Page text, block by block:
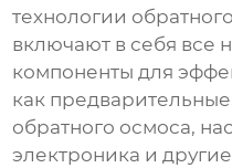
технологии
включают в себя все
компоненты для
как
обратного осмоса,
электроника и